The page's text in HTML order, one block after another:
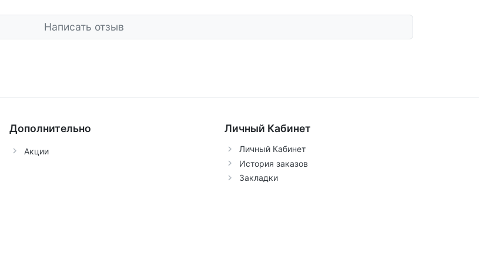
Написать отзыв
Дополнительно
Акции
Личный Кабинет
Личный Кабинет
История заказов
Закладки